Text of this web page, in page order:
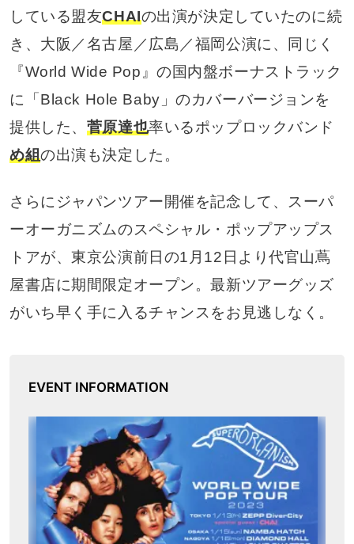
している盟友CHAIの出演が決定していたのに続
き、大阪／名古屋／広島／福岡公演に、同じく
『World Wide Pop』の国内盤ボーナストラック
に「Black Hole Baby」のカバーバージョンを
提供した、 菅原達也率いるポップロックバンド
め組の出演も決定した。
さらにジャパンツアー開催を記念して、スーパ
ーオーガニズムのスペシャル・ポップアップス
トアが、東京公演前日の1月12日より代官山蔦
屋書店に期間限定オープン。最新ツアーグッズ
がいち早く手に入るチャンスをお見逃しなく。
EVENT INFORMATION